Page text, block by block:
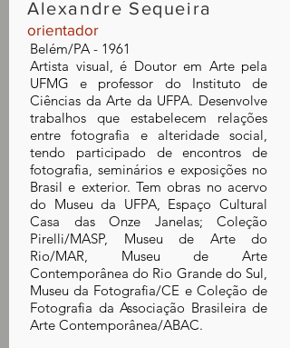
orientador
Alexandre Sequeira
Belém/PA - 1961
Artista visual, é Doutor em Arte pela
UFMG e professor do Instituto de
Ciências da Arte da UFPA. Desenvolve
trabalhos que estabelecem relações
entre fotografia e alteridade social,
tendo participado de encontros de
fotografia, seminários e exposições no
Brasil e exterior. Tem obras no acervo
do Museu da UFPA, Espaço Cultural
Casa das Onze Janelas; Coleção
Pirelli/MASP, Museu de Arte do
Rio/MAR, Museu de Arte
Contemporânea do Rio Grande do Sul,
Museu da Fotografia/CE e Coleção de
Fotografia da Associação Brasileira de
Arte Contemporânea/ABAC.